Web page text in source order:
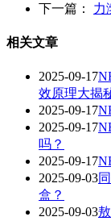
下一篇： 力
相关文章
2025-09-17
效原理大揭
2025-09-17
2025-09-17
吗？‌
2025-09-17
2025-09-03
盒？
2025-09-03